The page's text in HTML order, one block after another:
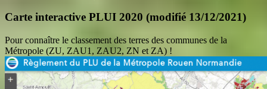
Carte interactive PLUI 2020 (modifié 13/12/2021)
Pour connaître le classement des terres des communes de la
Métropole (ZU, ZAU1, ZAU2, ZN et ZA) !